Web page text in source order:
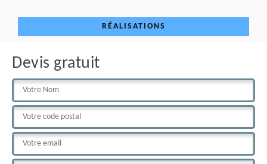
RÉALISATIONS
Devis gratuit